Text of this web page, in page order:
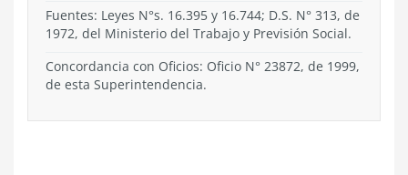
Fuentes: Leyes N°s. 16.395 y 16.744; D.S. N° 313, de
1972, del Ministerio del Trabajo y Previsión Social.
Concordancia con Oficios: Oficio N° 23872, de 1999,
de esta Superintendencia.